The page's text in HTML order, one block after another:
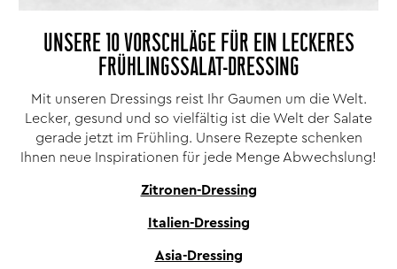
UNSERE 10 VORSCHLÄGE FÜR EIN LECKERES
FRÜHLINGSSALAT-DRESSING
Mit unseren Dressings reist Ihr Gaumen um die Welt.
Lecker, gesund und so vielfältig ist die Welt der Salate
gerade jetzt im Frühling. Unsere Rezepte schenken
Ihnen neue Inspirationen für jede Menge Abwechslung!
Zitronen-Dressing
Italien-Dressing
Asia-Dressing